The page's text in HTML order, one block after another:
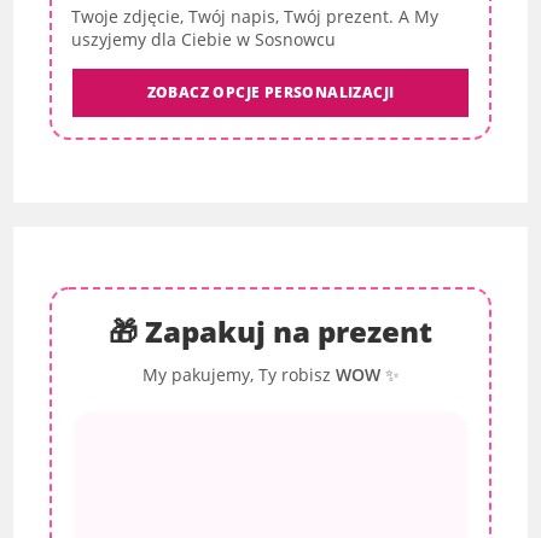
Twoje zdjęcie, Twój napis, Twój prezent. A My
uszyjemy dla Ciebie w Sosnowcu
ZOBACZ OPCJE PERSONALIZACJI
🎁 Zapakuj na prezent
My pakujemy, Ty robisz WOW✨